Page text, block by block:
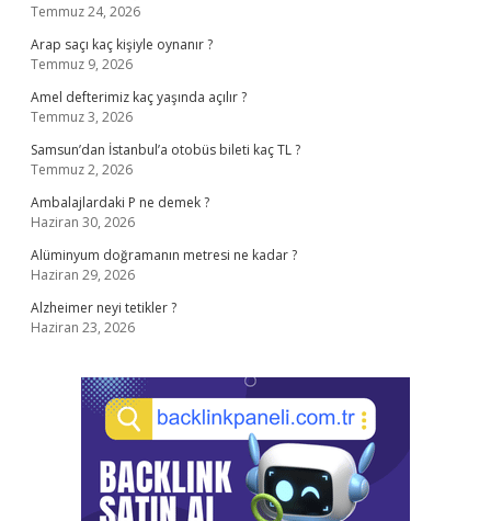
Temmuz 24, 2026
Arap saçı kaç kişiyle oynanır ?
Temmuz 9, 2026
Amel defterimiz kaç yaşında açılır ?
Temmuz 3, 2026
Samsun’dan İstanbul’a otobüs bileti kaç TL ?
Temmuz 2, 2026
Ambalajlardaki P ne demek ?
Haziran 30, 2026
Alüminyum doğramanın metresi ne kadar ?
Haziran 29, 2026
Alzheimer neyi tetikler ?
Haziran 23, 2026